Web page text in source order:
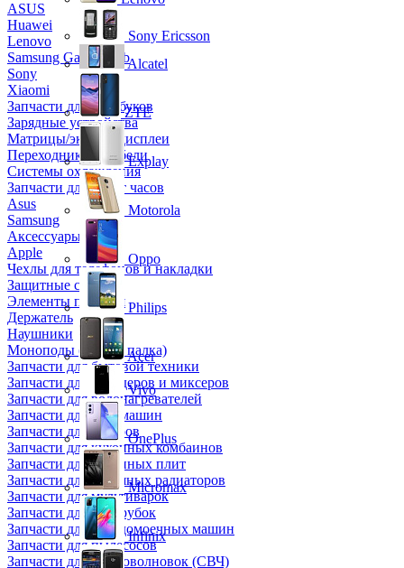
ASUS
Huawei
Lenovo
Samsung Galaxy Tab
Sony
Xiaomi
Запчасти для ноутбуков
Зарядные устройства
Матрицы/экраны/дисплеи
Переходники и кабели
Системы охлаждения
Запчасти для смарт часов
Asus
Samsung
Аксессуары
Apple
Чехлы для телефонов и накладки
Защитные стекла
Элементы питания
Держатель
Наушники
Моноподы (Селфи палка)
Запчасти для бытовой техники
Запчасти для блендеров и миксеров
Запчасти для водонагревателей
Запчасти для кофемашин
Запчасти для кулеров
Запчасти для кухонных комбаинов
Запчасти для кухонных плит
Запчасти для масляных радиаторов
Запчасти для мультиварок
Запчасти для мясорубок
Запчасти для посудомоечных машин
Запчасти для пылесосов
Запчасти для микроволновок (СВЧ)
Sony Ericsson
Alcatel
ZTE
Explay
Motorola
Oppo
Philips
Acer
Vivo
OnePlus
Micromax
Infinix